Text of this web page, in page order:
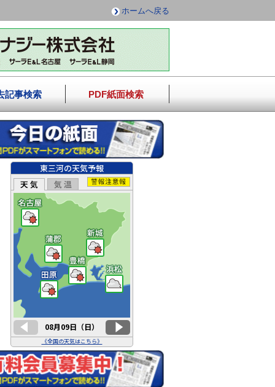
ホームへ戻る
記事検索 PDF紙面検索